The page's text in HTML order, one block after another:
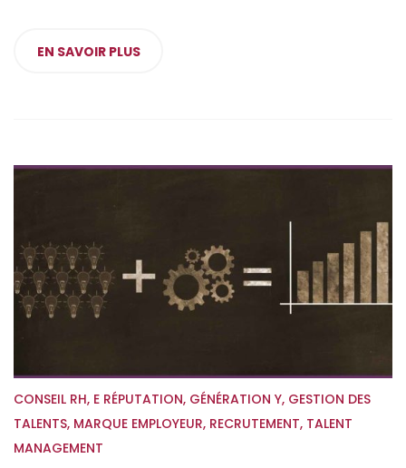
EN SAVOIR PLUS
CONSEIL RH, E RÉPUTATION, GÉNÉRATION Y, GESTION DES
TALENTS, MARQUE EMPLOYEUR, RECRUTEMENT, TALENT
MANAGEMENT